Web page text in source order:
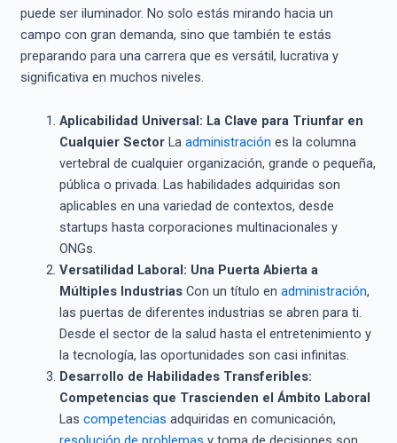
puede ser iluminador. No solo estás mirando hacia un
campo con gran demanda, sino que también te estás
preparando para una carrera que es versátil, lucrativa y
significativa en muchos niveles.
Aplicabilidad Universal: La Clave para Triunfar en
Cualquier SectorLa administración es la columna
vertebral de cualquier organización, grande o pequeña,
pública o privada. Las habilidades adquiridas son
aplicables en una variedad de contextos, desde
startups hasta corporaciones multinacionales y
ONGs.
Versatilidad Laboral: Una Puerta Abierta a
Múltiples IndustriasCon un título en administración,
las puertas de diferentes industrias se abren para ti.
Desde el sector de la salud hasta el entretenimiento y
la tecnología, las oportunidades son casi infinitas.
Desarrollo de Habilidades Transferibles:
Competencias que Trascienden el Ámbito Laboral
Las competencias adquiridas en comunicación,